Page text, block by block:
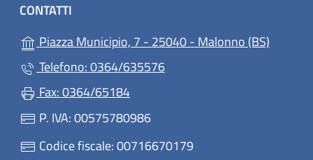
CONTATTI
Piazza Municipio, 7 - 25040 - Malonno (BS)
Telefono: 0364/635576
Fax: 0364/65184
P. IVA: 00575780986
Codice fiscale: 00716670179